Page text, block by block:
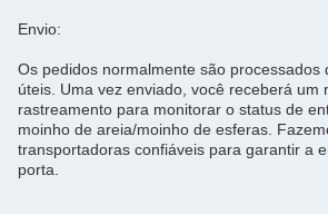
Envio:
Os pedidos normalmente são processados
úteis. Uma vez enviado, você receberá um
rastreamento para monitorar o status de
moinho de areia/moinho de esferas.
transportadoras confiáveis ​​para garantir a
porta.